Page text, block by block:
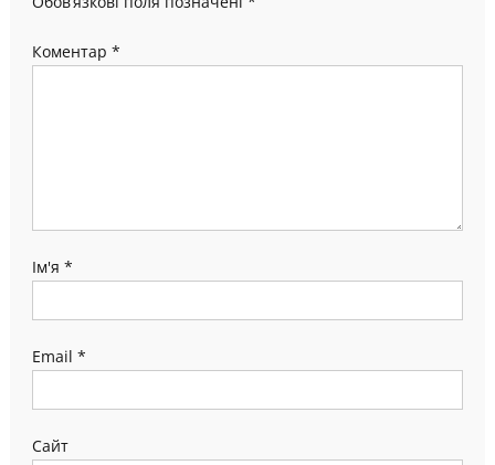
Коментар *
Ім'я *
Email *
Сайт